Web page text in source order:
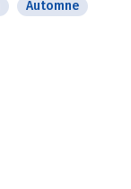
Automne